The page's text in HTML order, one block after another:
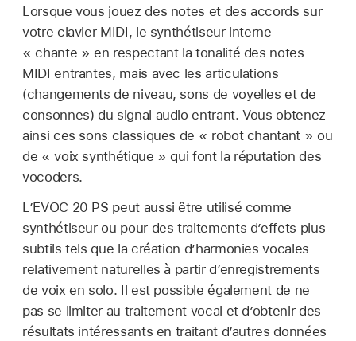
Lorsque vous jouez des notes et des accords sur
votre clavier MIDI, le synthétiseur interne
« chante » en respectant la tonalité des notes
MIDI entrantes, mais avec les articulations
(changements de niveau, sons de voyelles et de
consonnes) du signal audio entrant. Vous obtenez
ainsi ces sons classiques de « robot chantant » ou
de « voix synthétique » qui font la réputation des
vocoders.
L’EVOC 20 PS peut aussi être utilisé comme
synthétiseur ou pour des traitements d’effets plus
subtils tels que la création d’harmonies vocales
relativement naturelles à partir d’enregistrements
de voix en solo. Il est possible également de ne
pas se limiter au traitement vocal et d’obtenir des
résultats intéressants en traitant d’autres données